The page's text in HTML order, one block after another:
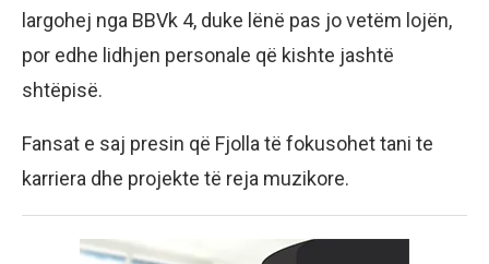
largohej nga BBVk 4, duke lënë pas jo vetëm lojën,
por edhe lidhjen personale që kishte jashtë
shtëpisë.
Fansat e saj presin që Fjolla të fokusohet tani te
karriera dhe projekte të reja muzikore.